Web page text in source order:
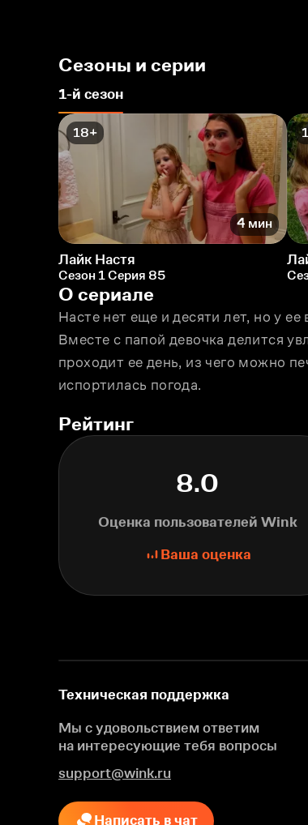
Сезоны и серии
1-й сезон
18+
4 мин
Лайк Настя
Сезон 1 Серия 85
О сериале
Насте нет еще и десяти лет, но у
Вместе с папой девочка делится
проходит ее день, из чего можно
испортилась погода.
Рейтинг
8.0
Оценка пользователей Wink
Ваша оценка
Техническая поддержка
Мы с удовольствием ответим
на интересующие тебя вопросы
support@wink.ru
Написать в чат